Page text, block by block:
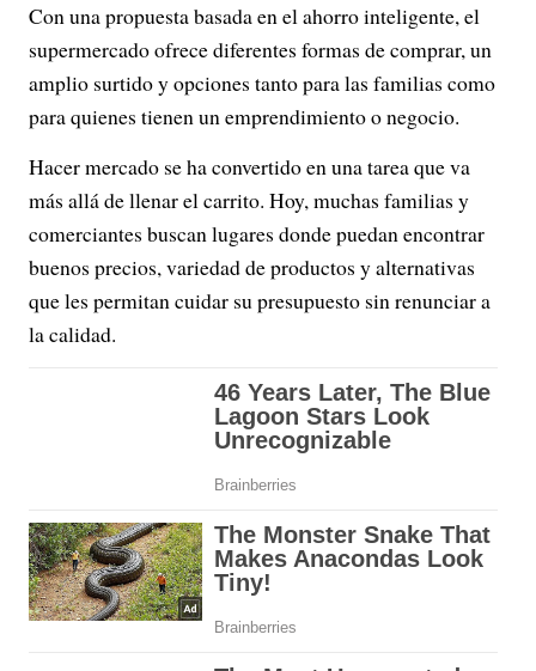
Con una propuesta basada en el ahorro inteligente, el
supermercado ofrece diferentes formas de comprar, un
amplio surtido y opciones tanto para las familias como
para quienes tienen un emprendimiento o negocio.
Hacer mercado se ha convertido en una tarea que va
más allá de llenar el carrito. Hoy, muchas familias y
comerciantes buscan lugares donde puedan encontrar
buenos precios, variedad de productos y alternativas
que les permitan cuidar su presupuesto sin renunciar a
la calidad.